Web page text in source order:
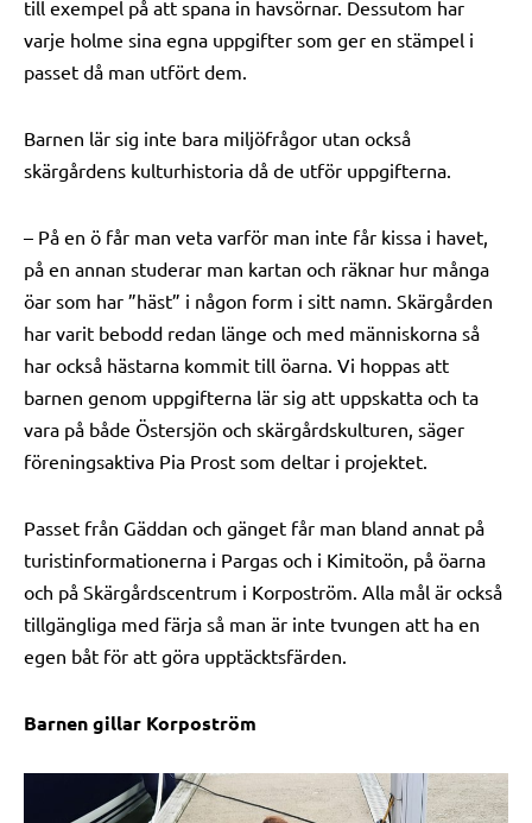
till exempel på att spana in havsörnar. Dessutom har
varje holme sina egna uppgifter som ger en stämpel i
passet då man utfört dem.
Barnen lär sig inte bara miljöfrågor utan också
skärgårdens kulturhistoria då de utför uppgifterna.
– På en ö får man veta varför man inte får kissa i havet,
på en annan studerar man kartan och räknar hur många
öar som har ”häst” i någon form i sitt namn. Skärgården
har varit bebodd redan länge och med människorna så
har också hästarna kommit till öarna. Vi hoppas att
barnen genom uppgifterna lär sig att uppskatta och ta
vara på både Östersjön och skärgårdskulturen, säger
föreningsaktiva Pia Prost som deltar i projektet.
Passet från Gäddan och gänget får man bland annat på
turistinformationerna i Pargas och i Kimitoön, på öarna
och på Skärgårdscentrum i Korpoström. Alla mål är också
tillgängliga med färja så man är inte tvungen att ha en
egen båt för att göra upptäcktsfärden.
Barnen gillar Korpoström